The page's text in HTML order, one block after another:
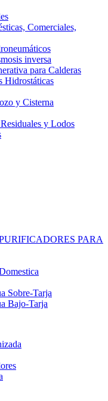
Comerciales,
inversa
para Calderas
Hidrostáticas
y Cisterna
y Lodos
PARA
Sobre-Tarja
Bajo-Tarja